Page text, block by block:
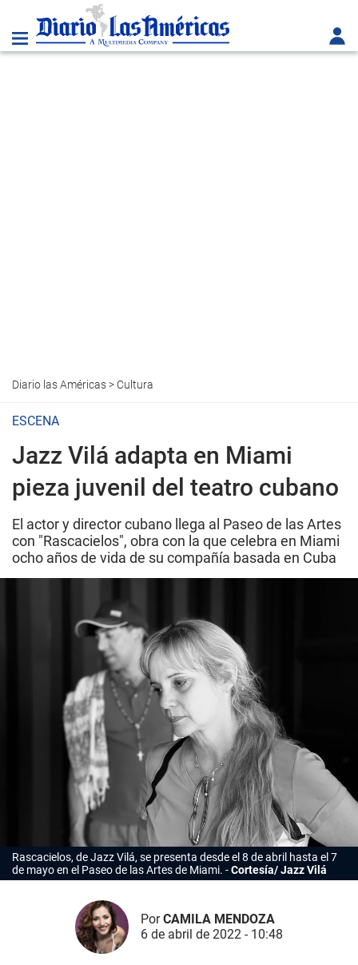
Diario las Américas> Cultura
ESCENA
Jazz Vilá adapta en Miami
pieza juvenil del teatro cubano
El actor y director cubano llega al Paseo de las Artes
con "Rascacielos", obra con la que celebra en Miami
ocho años de vida de su compañía basada en Cuba
Rascacielos, de Jazz Vilá, se presenta desde el 8 de abril hasta el 7
de mayo en el Paseo de las Artes de Miami.
Cortesía/ Jazz Vilá
PorCAMILA MENDOZA
6 de abril de 2022 - 10:48